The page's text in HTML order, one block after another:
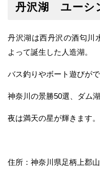
丹沢湖 ユーシ
丹沢湖は西丹沢の酒匂川
よって誕生した人造湖。
バス釣りやボート遊びがで
神奈川の景勝50選、ダム
夜は満天の星が輝きます。
住所：神奈川県足柄上郡